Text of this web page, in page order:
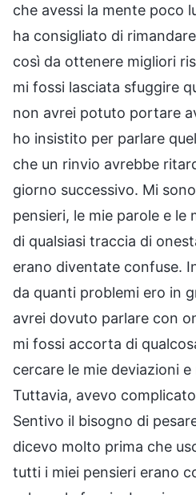
che avessi la mente poco
ha consigliato di
così da ottenere migliori
mi fossi lasciata sfuggire
non avrei potuto portare
ho insistito per parlare
che un rinvio avrebbe
giorno successivo. Mi
pensieri, le mie parole e le
di qualsiasi traccia di
erano diventate confuse.
da quanti problemi ero in
avrei dovuto parlare con
mi fossi accorta di
cercare le mie deviazioni
Tuttavia, avevo
Sentivo il bisogno di
dicevo molto prima che
tutti i miei pensieri erano